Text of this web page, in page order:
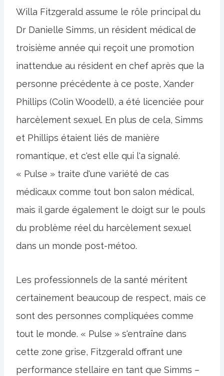
Willa Fitzgerald assume le rôle principal du
Dr Danielle Simms, un résident médical de
troisième année qui reçoit une promotion
inattendue au résident en chef après que la
personne précédente à ce poste, Xander
Phillips (Colin Woodell), a été licenciée pour
harcèlement sexuel. En plus de cela, Simms
et Phillips étaient liés de manière
romantique, et c'est elle qui l'a signalé.
« Pulse » traite d'une variété de cas
médicaux comme tout bon salon médical,
mais il garde également le doigt sur le pouls
du problème réel du harcèlement sexuel
dans un monde post-métoo.
Les professionnels de la santé méritent
certainement beaucoup de respect, mais ce
sont des personnes compliquées comme
tout le monde. « Pulse » s'entraîne dans
cette zone grise, Fitzgerald offrant une
performance stellaire en tant que Simms –